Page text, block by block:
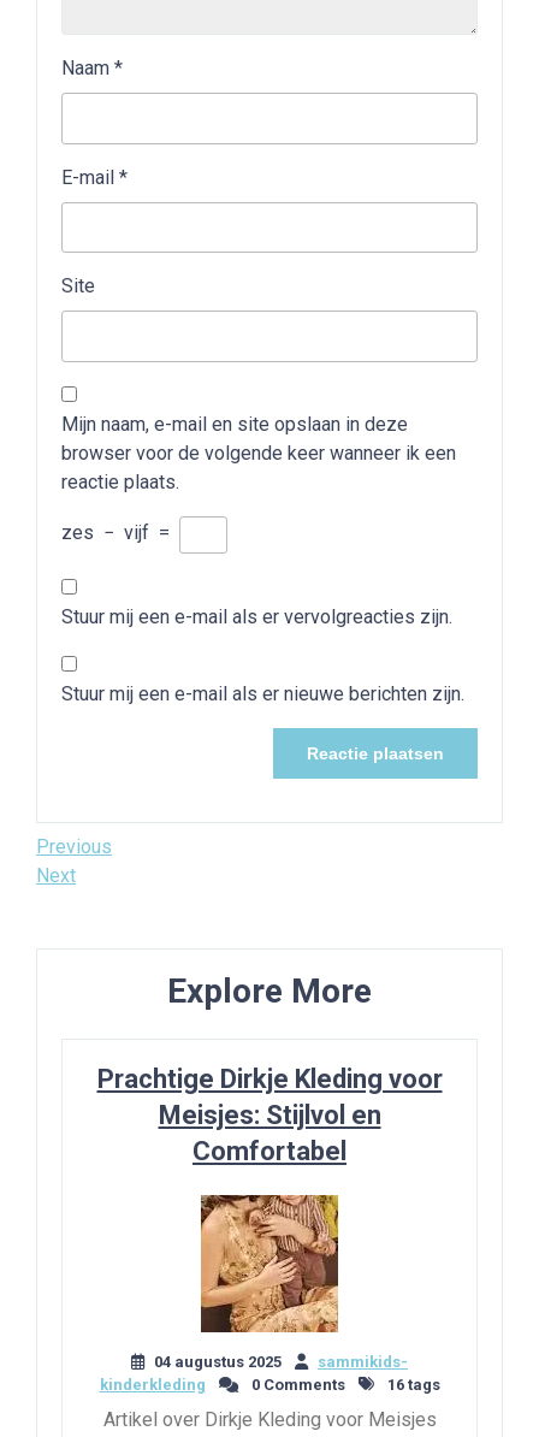
Naam *
E-mail *
Site
Mijn naam, e-mail en site opslaan in deze
browser voor de volgende keer wanneer ik een
reactie plaats.
zes − vijf =
Stuur mij een e-mail als er vervolgreacties zijn.
Stuur mij een e-mail als er nieuwe berichten zijn.
Bericht
navigatie
Previous
Post
Previous
Next
Next
Explore More
Prachtige Dirkje Kleding voor
Meisjes: Stijlvol en
Comfortabel
04 augustus 2025
sammikids-
kinderkleding
0 Comments 16 tags
Artikel over Dirkje Kleding voor Meisjes